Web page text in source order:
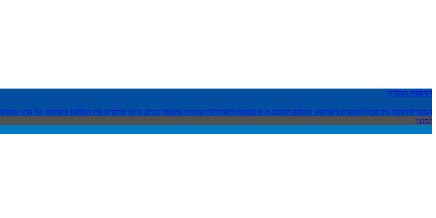
הדפסת תמונות
הגענו לתקופת זמן שכל האנשים משתמש בטלפון החכם, הוא מצלמה משוכללת שתמיד נמצאת בכיס, כולנו שולפים את הטלפון ומצלמם כל אחד
למוצר